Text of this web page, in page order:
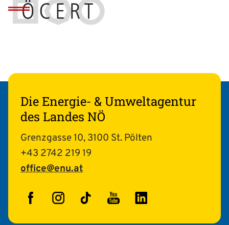
Die Energie- & Umweltagentur
des Landes NÖ
Grenzgasse 10, 3100 St. Pölten
+43 2742 219 19
office@enu.at
FacebookInstagram
TikTokYouTubeLinkedIn